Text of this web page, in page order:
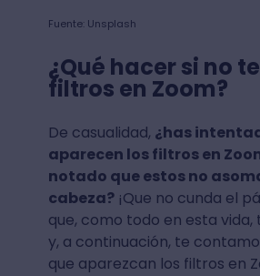
Fuente: Unsplash
¿Qué hacer si no
filtros en Zoom?
De casualidad, ¿has
aparecen los filtros en
notado que estos no
cabeza?¡Que no cunda el
que, como todo en esta vida,
y, a continuación, te
que aparezcan los filtros en